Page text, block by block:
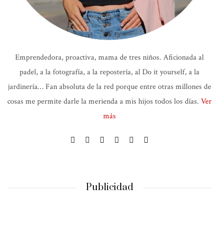
Emprendedora, proactiva, mama de tres niños. Aficionada al
padel, a la fotografía, a la repostería, al Do it yourself, a la
jardinería… Fan absoluta de la red porque entre otras millones de
cosas me permite darle la merienda a mis hijos todos los días. Ver
más
Publicidad